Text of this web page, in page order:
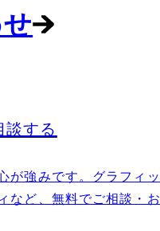
する
が強みです。グラフィ
など、無料でご相談・